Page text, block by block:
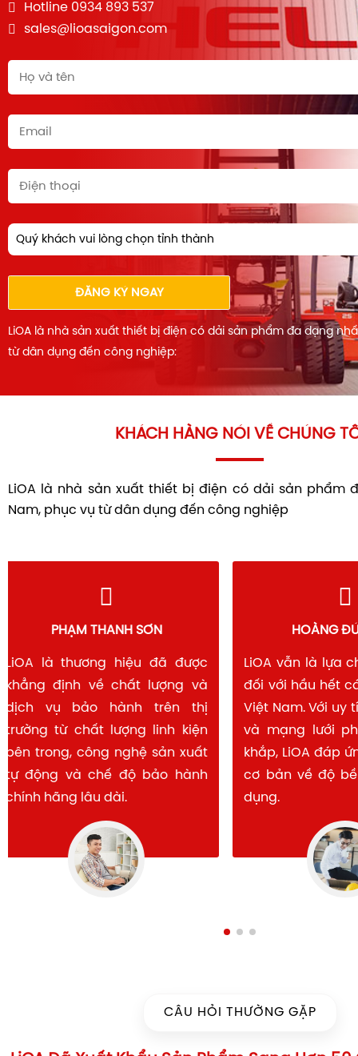
Hotline 0934 893 537
sales@lioasaigon.com
Quý khách vui lòng chọn tỉnh thành
ĐĂNG KÝ NGAY
LiOA là nhà sản xuất thiết bị điện có dải sản phẩm đa dạng
từ dân dụng đến công nghiệp:
KHÁCH HÀNG NÓI VỀ CHÚNG
LiOA là nhà sản xuất thiết bị điện có dải sản phẩm
Nam, phục vụ từ dân dụng đến công nghiệp
PHẠM THANH SƠN
LiOA là thương hiệu đã được
khẳng định về chất lượng và
dịch vụ bảo hành trên thị
trường từ chất lượng linh kiện
bên trong, công nghệ sản xuất
tự động và chế độ bảo hành
chính hãng lâu dài.
HOÀNG
LiOA vẫn là lựa
đối với hầu hết
Việt Nam. Với uy
và mạng lưới
khắp, LiOA đáp
cơ bản về độ
dụng.
CÂU HỎI THƯỜNG GẶP